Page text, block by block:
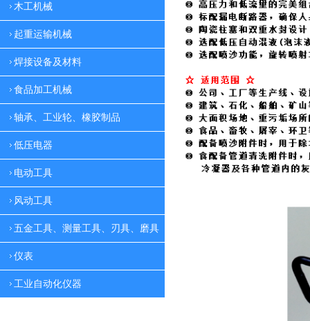
木工机械
起重运输机械
焊接设备及材料
食品加工机械
轴承、工业轮、橡胶制品
低压电器
电动工具
风动工具
五金工具、测量工具、刃具、磨具
仪表
工业自动化仪器